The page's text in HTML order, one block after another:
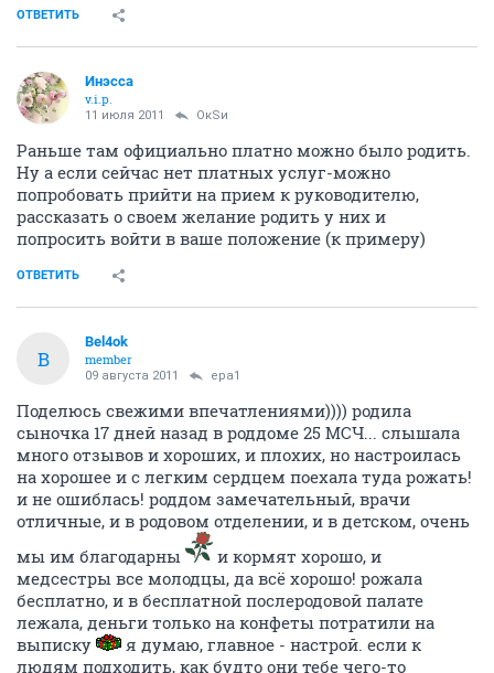
ОТВЕТИТЬ
Инэсса
v.i.p.
11 июля 2011 ОкSи
Раньше там официально платно можно было родить.
Ну а если сейчас нет платных услуг-можно
попробовать прийти на прием к руководителю,
рассказать о своем желание родить у них и
попросить войти в ваше положение (к примеру)
ОТВЕТИТЬ
B
Bel4ok
member
09 августа 2011 epa1
Поделюсь свежими впечатлениями)))) родила
сыночка 17 дней назад в роддоме 25 МСЧ... слышала
много отзывов и хороших, и плохих, но настроилась
на хорошее и с легким сердцем поехала туда рожать!
и не ошиблась! роддом замечательный, врачи
отличные, и в родовом отделении, и в детском, очень
мы им благодарны
и кормят хорошо, и
медсестры все молодцы, да всё хорошо! рожала
бесплатно, и в бесплатной послеродовой палате
лежала, деньги только на конфеты потратили на
выписку
я думаю, главное - настрой. если к
людям подходить, как будто они тебе чего-то